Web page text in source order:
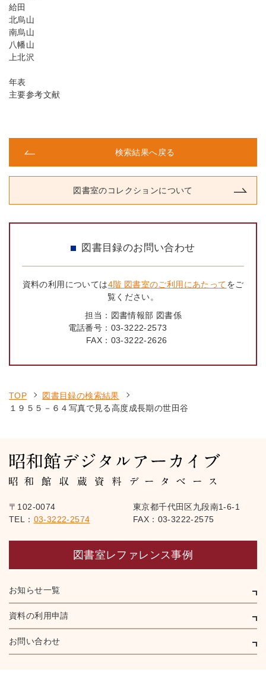
給田
北烏山
南烏山
八幡山
上北沢
年表
主要参考文献
検索結果へ戻る
図書室のコレクションについて
図書目録のお問い合わせ
資料の利用については4階 図書室のご利用にあたってをご
覧ください。
担当： 図書情報部 図書係
電話番号： 03-3222-2573
FAX： 03-3222-2626
TOP
図書目録の検索結果
１９５５－６４写真で見る高度成長期の世田谷
〒102-0074
東京都千代田区九段南1-6-1
TEL： 03-3222-2574 FAX：03-3222-2575
図書室レファレンス事例
お知らせ一覧
資料の利用申請
お問い合わせ